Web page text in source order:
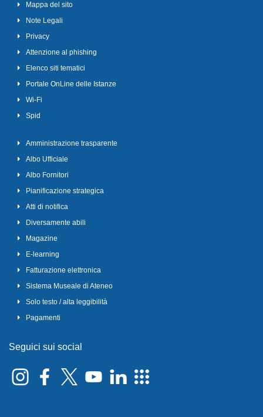
Mappa del sito
Note Legali
Privacy
Attenzione al phishing
Elenco siti tematici
Portale OnLine delle Istanze
Wi-Fi
Spid
Amministrazione trasparente
Albo Ufficiale
Albo Fornitori
Pianificazione strategica
Atti di notifica
Diversamente abili
Magazine
E-learning
Fatturazione elettronica
Sistema Museale di Ateneo
Solo testo / alta leggibilità
Pagamenti
Seguici sui social